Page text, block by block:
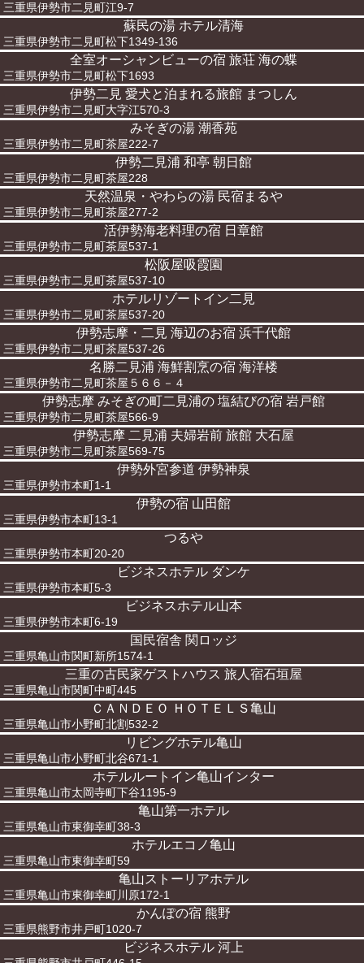
三重県伊勢市二見町江9-7
蘇民の湯 ホテル清海
三重県伊勢市二見町松下1349-136
全室オーシャンビューの宿 旅荘 海の蝶
三重県伊勢市二見町松下1693
伊勢二見 愛犬と泊まれる旅館 まつしん
三重県伊勢市二見町大字江570-3
みそぎの湯 潮香苑
三重県伊勢市二見町茶屋222-7
伊勢二見浦 和亭 朝日館
三重県伊勢市二見町茶屋228
天然温泉・やわらの湯 民宿まるや
三重県伊勢市二見町茶屋277-2
活伊勢海老料理の宿 日章館
三重県伊勢市二見町茶屋537-1
松阪屋吸霞園
三重県伊勢市二見町茶屋537-10
ホテルリゾートイン二見
三重県伊勢市二見町茶屋537-20
伊勢志摩・二見 海辺のお宿 浜千代館
三重県伊勢市二見町茶屋537-26
名勝二見浦 海鮮割烹の宿 海洋楼
三重県伊勢市二見町茶屋５６６－４
伊勢志摩 みそぎの町二見浦の 塩結びの宿 岩戸館
三重県伊勢市二見町茶屋566-9
伊勢志摩 二見浦 夫婦岩前 旅館 大石屋
三重県伊勢市二見町茶屋569-75
伊勢外宮参道 伊勢神泉
三重県伊勢市本町1-1
伊勢の宿 山田館
三重県伊勢市本町13-1
つるや
三重県伊勢市本町20-20
ビジネスホテル ダンケ
三重県伊勢市本町5-3
ビジネスホテル山本
三重県伊勢市本町6-19
国民宿舎 関ロッジ
三重県亀山市関町新所1574-1
三重の古民家ゲストハウス 旅人宿石垣屋
三重県亀山市関町中町445
ＣＡＮＤＥＯ ＨＯＴＥＬＳ亀山
三重県亀山市小野町北割532-2
リビングホテル亀山
三重県亀山市小野町北谷671-1
ホテルルートイン亀山インター
三重県亀山市太岡寺町下谷1195-9
亀山第一ホテル
三重県亀山市東御幸町38-3
ホテルエコノ亀山
三重県亀山市東御幸町59
亀山ストーリアホテル
三重県亀山市東御幸町川原172-1
かんぽの宿 熊野
三重県熊野市井戸町1020-7
ビジネスホテル 河上